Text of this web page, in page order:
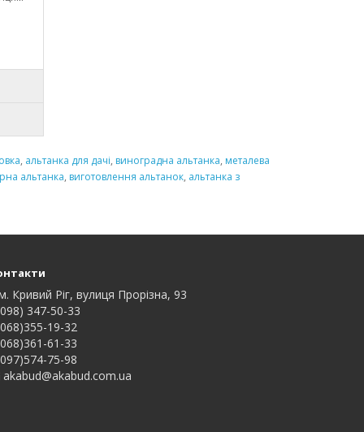
, альтанка для дачі, виноградна альтанка, металева
альтанка, виготовлення альтанок, альтанка з
Кривий Ріг, вулиця Прорізна, 93
347-50-33
19-32
61-33
75-98
akabud@akabud.com.ua